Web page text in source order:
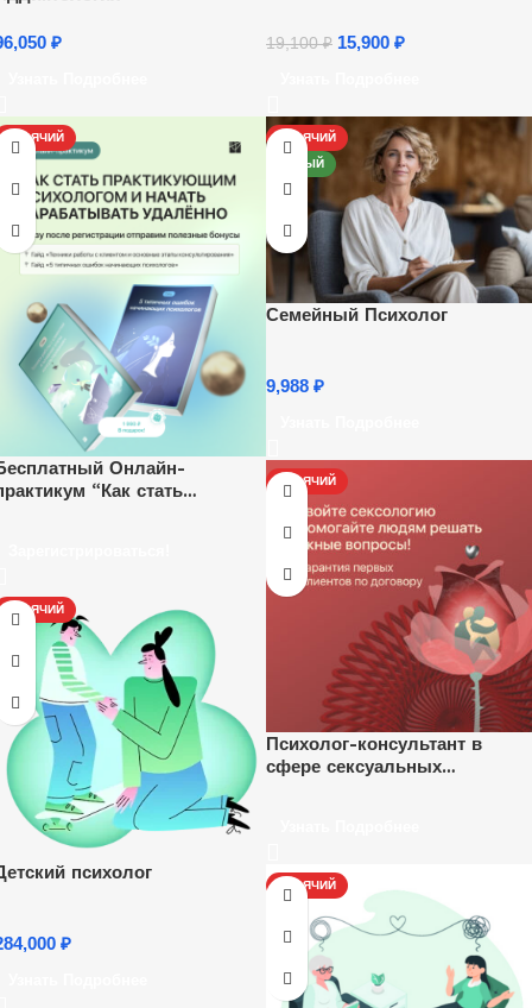
₽ 19,100₽ 15,900 ₽
ГОРЯЧИЙ
Онлайн-
“Как стать
ГОРЯЧИЙ
НОВЫЙ
Семейный Психолог
9,988 ₽
ГОРЯЧИЙ
Психолог-консультант в
сфере сексуальных
ГОРЯЧИЙ
психолог
₽
ГОРЯЧИЙ